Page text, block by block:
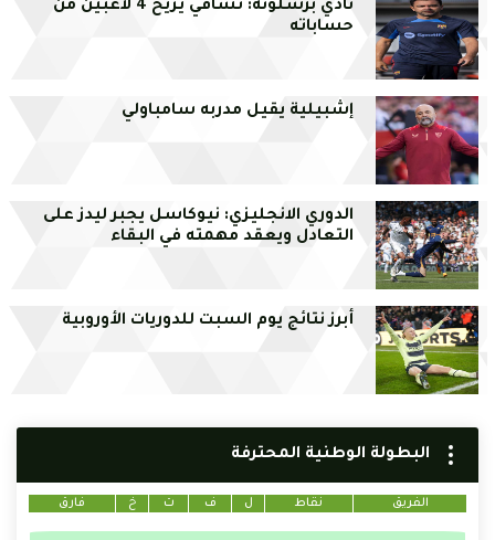
نادي برشلونة: تشافي يزيح 4 لاعبين من
حساباته
إشبيلية يقيل مدربه سامباولي
الدوري الانجليزي: نيوكاسل يجبر ليدز على
التعادل ويعقد مهمته في البقاء
أبرز نتائج يوم السبت للدوريات الأوروبية
البطولة الوطنية المحترفة
الفريق نقاط ل ف ت خ فارق